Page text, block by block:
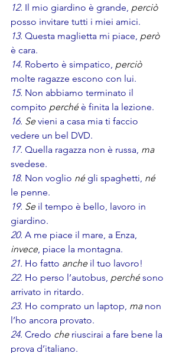
12. Il mio giardino è grande, perciò
posso invitare tutti i miei amici.
13. Questa maglietta mi piace, però
è cara.
14. Roberto è simpatico, perciò
molte ragazze escono con lui.
15. Non abbiamo terminato il
compito perché è finita la lezione.
16. Se vieni a casa mia ti faccio
vedere un bel DVD.
17. Quella ragazza non è russa, ma
svedese.
18. Non voglio né gli spaghetti, né
le penne.
19. Se il tempo è bello, lavoro in
giardino.
20. A me piace il mare, a Enza,
invece, piace la montagna.
21. Ho fatto anche il tuo lavoro!
22. Ho perso l’autobus, perché sono
arrivato in ritardo.
23. Ho comprato un laptop, ma non
l’ho ancora provato.
24. Credo che riuscirai a fare bene la
prova d’italiano.